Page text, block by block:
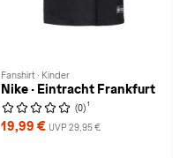
Fanshirt · Kinder
Nike · Eintracht Frankfurt
(0) 1
19,99 € UVP 29,95 €